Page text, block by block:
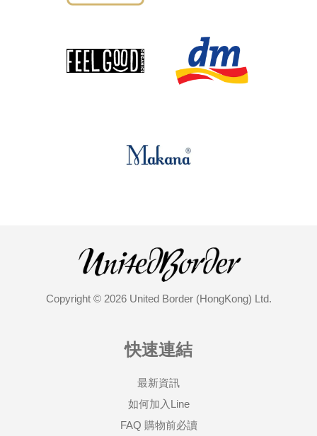
Copyright © 2026 United Border (HongKong) Ltd.
快速連結
最新資訊
如何加入Line
FAQ 購物前必讀